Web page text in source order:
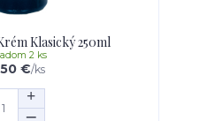
Klasický 250ml
€/ks
2 ks